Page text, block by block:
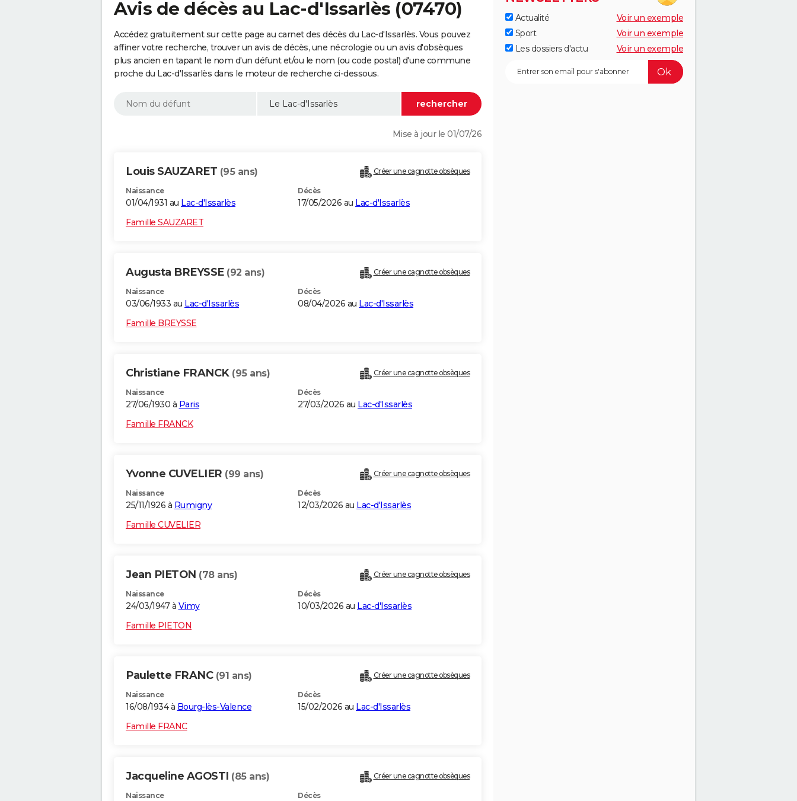
Avis de décès au Lac-d'Issarlès (07470)
Accédez gratuitement sur cette page au carnet des décès du Lac-d'Issarlès. Vous pouvez
affiner votre recherche, trouver un avis de décès, une nécrologie ou un avis d'obsèques
plus ancien en tapant le nom d'un défunt et/ou le nom (ou code postal) d'une commune
proche du Lac-d'Issarlès dans le moteur de recherche ci-dessous.
Mise à jour le 01/07/26
Louis SAUZARET (95 ans) Créer une cagnotte obsèques
Naissance
01/04/1931 au Lac-d'Issarlès
Décès
17/05/2026 au Lac-d'Issarlès
Famille SAUZARET
Augusta BREYSSE (92 ans) Créer une cagnotte obsèques
Naissance
03/06/1933 au Lac-d'Issarlès
Décès
08/04/2026 au Lac-d'Issarlès
Famille BREYSSE
Christiane FRANCK (95 ans) Créer une cagnotte obsèques
Naissance
27/06/1930 à Paris
Décès
27/03/2026 au Lac-d'Issarlès
Famille FRANCK
Yvonne CUVELIER (99 ans) Créer une cagnotte obsèques
Naissance
25/11/1926 à Rumigny
Décès
12/03/2026 au Lac-d'Issarlès
Famille CUVELIER
Jean PIETON (78 ans) Créer une cagnotte obsèques
Naissance
24/03/1947 à Vimy
Décès
10/03/2026 au Lac-d'Issarlès
Famille PIETON
Paulette FRANC (91 ans) Créer une cagnotte obsèques
Naissance
16/08/1934 à Bourg-lès-Valence
Décès
15/02/2026 au Lac-d'Issarlès
Famille FRANC
Jacqueline AGOSTI (85 ans) Créer une cagnotte obsèques
Naissance Décès
Actualité
Voir un exemple
Sport
Voir un exemple
Les dossiers d'actu
Voir un exemple